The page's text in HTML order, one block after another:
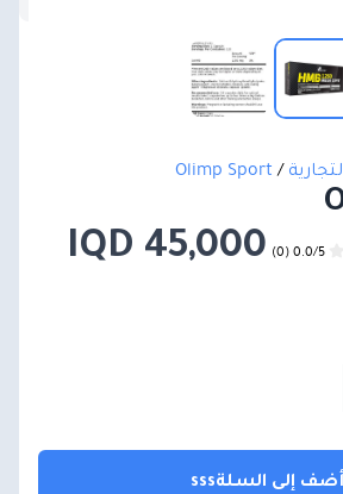
/
Olimp Sport
45,000 IQD
أضف إلى السلةsss